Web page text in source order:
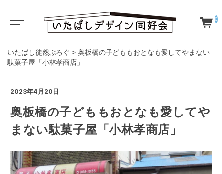
0
いたばし徒然ぶろぐ > 奥板橋の子どももおとなも愛してやまない
駄菓子屋「小林孝商店」
2023年4月20日
奥板橋の子どももおとなも愛してや
まない駄菓子屋「小林孝商店」